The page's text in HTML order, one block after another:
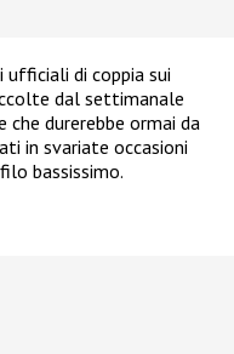
ufficiali di coppia sui
dal settimanale
durerebbe ormai da
in svariate occasioni
bassissimo.